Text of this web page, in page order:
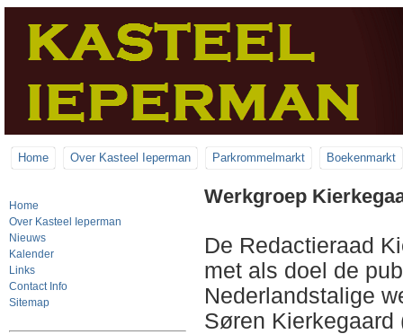
Home Over Kasteel Ieperman Parkrommelmarkt Boekenmarkt
Home
Over Kasteel Ieperman
Nieuws
Kalender
Links
Contact Info
Sitemap
Werkgroep
De Redactieraad
met als doel de
Nederlandstalige
Søren Kierkegaard